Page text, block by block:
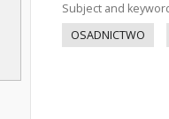
Subject and
OSADNICTWO